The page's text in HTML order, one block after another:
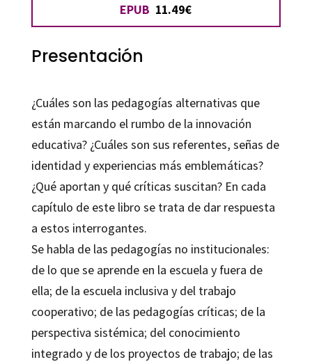
EPUB 11.49€
Presentación
¿Cuáles son las pedagogías alternativas que
están marcando el rumbo de la innovación
educativa? ¿Cuáles son sus referentes, señas de
identidad y experiencias más emblemáticas?
¿Qué aportan y qué críticas suscitan? En cada
capítulo de este libro se trata de dar respuesta
a estos interrogantes.
Se habla de las pedagogías no institucionales:
de lo que se aprende en la escuela y fuera de
ella; de la escuela inclusiva y del trabajo
cooperativo; de las pedagogías críticas; de la
perspectiva sistémica; del conocimiento
integrado y de los proyectos de trabajo; de las